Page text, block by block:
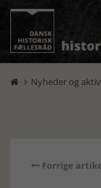
 Nyheder og
Forrige